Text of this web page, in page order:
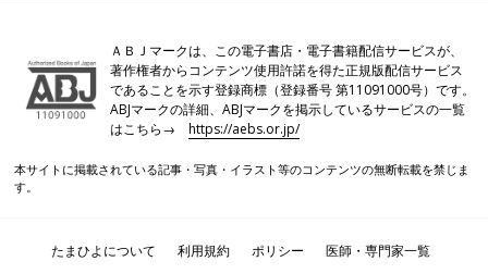
ＡＢＪマークは、この電子書店・電子書籍配信サービスが、
著作権者からコンテンツ使用許諾を得た正規版配信サービス
であることを示す登録商標（登録番号 第11091000号）です。
ABJマークの詳細、ABJマークを掲示しているサービスの一覧
はこちら→https://aebs.or.jp/
本サイトに掲載されている記事・写真・イラスト等のコンテンツの無断転載を禁じま
す。
たまひよについて 利用規約 ポリシー
医師・専門家一覧